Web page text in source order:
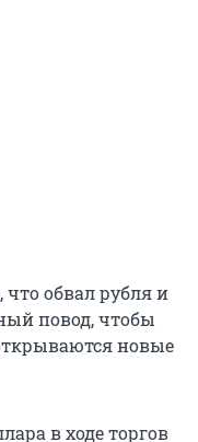
что обвал рубля и
повод, чтобы
новые
в ходе торгов